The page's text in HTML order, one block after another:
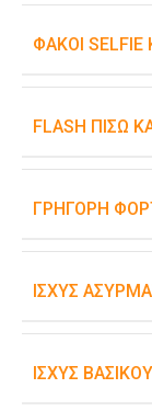
ΦΑΚΟΊ
FLASH ΠΊΣΩ
ΓΡΉΓΟΡΗ
ΙΣΧΎΣ
ΙΣΧΎΣ